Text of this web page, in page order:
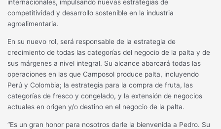
internacionales, impulsando nuevas estrategias de
competitividad y desarrollo sostenible en la industria
agroalimentaria.
En su nuevo rol, será responsable de la estrategia de
crecimiento de todas las categorías del negocio de la palta y de
sus márgenes a nivel integral. Su alcance abarcará todas las
operaciones en las que Camposol produce palta, incluyendo
Perú y Colombia; la estrategia para la compra de fruta, las
categorías de fresco y congelado, y la extensión de negocios
actuales en origen y/o destino en el negocio de la palta.
“Es un gran honor para nosotros darle la bienvenida a Pedro. Su